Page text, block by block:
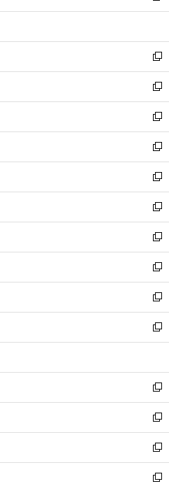
開
ウ
開
く
ン
ウ
で
開
く
ウ
ン
ド
ウ
で
開
く
し
ウ
ィ
ン
ド
ウ
で
開
く
新
し
い
ウ
ィ
ン
ド
ウ
で
開
く
新
し
い
ウ
ィ
ン
ド
ウ
で
開
く
新
し
い
ウ
ィ
ン
ド
ウ
で
開
く
新
し
い
ウ
ィ
ン
ド
ウ
で
開
く
新
し
い
ウ
ィ
ン
ド
ウ
で
開
く
新
し
い
ウ
ィ
ン
ド
ウ
で
開
新
し
い
ウ
ィ
ン
ド
ウ
開
く
新
し
い
ウ
ィ
ン
ウ
で
開
く
新
し
い
ウ
ン
ド
ウ
で
開
く
新
し
ウ
ィ
ン
ド
ウ
で
開
く
新
し
い
ウ
ィ
ン
ド
新
し
い
ウ
ィ
新
し
い
新